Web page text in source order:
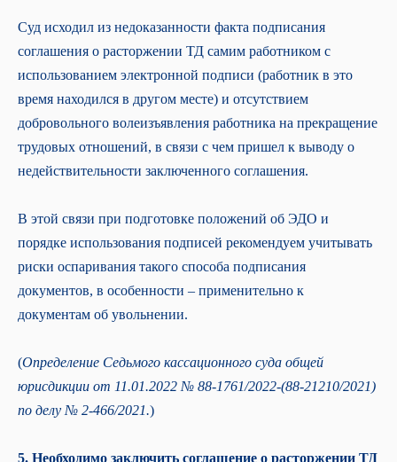
Суд исходил из недоказанности факта подписания
соглашения о расторжении ТД самим работником с
использованием электронной подписи (работник в это
время находился в другом месте) и отсутствием
добровольного волеизъявления работника на прекращение
трудовых отношений, в связи с чем пришел к выводу о
недействительности заключенного соглашения.
В этой связи при подготовке положений об ЭДО и
порядке использования подписей рекомендуем учитывать
риски оспаривания такого способа подписания
документов, в особенности – применительно к
документам об увольнении.
(Определение Седьмого кассационного суда общей
юрисдикции от 11.01.2022 № 88-1761/2022-(88-21210/2021)
по делу № 2-466/2021.)
5. Необходимо заключить соглашение о расторжении ТД
Подпишитесь на рассылку и получайте
полезные материалы на почту.
Подписаться